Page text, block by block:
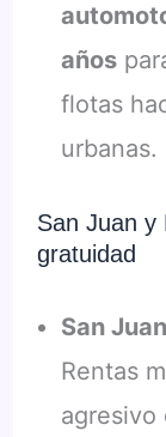
años
flotas
urbanas.
San Juan y
gratuidad
San
Rentas
agresivo